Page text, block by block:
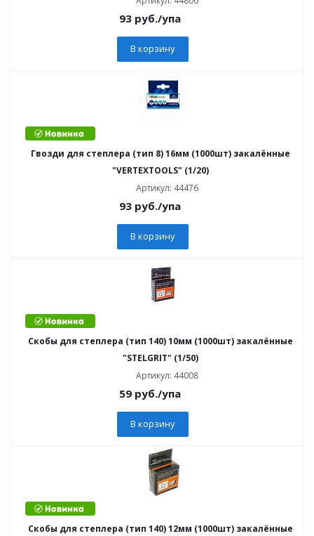
93 руб./упа
В корзину
Гвозди для степлера (тип 8) 16мм (1000шт) закалённые
"VERTEXTOOLS" (1/20)
Артикул: 44476
93 руб./упа
В корзину
Скобы для степлера (тип 140) 10мм (1000шт) закалённые
"STELGRIT" (1/50)
Артикул: 44008
59 руб./упа
В корзину
Скобы для степлера (тип 140) 12мм (1000шт) закалённые